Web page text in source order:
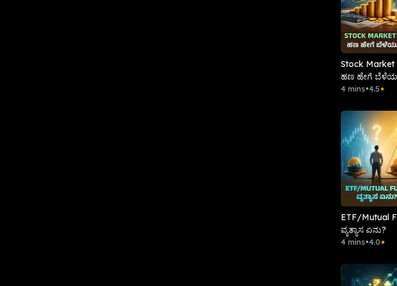
Stock Market
ಹಣ ಹೇಗೆ
4 mins•4.5★
ETF/Mutual
ವ್ಯತ್ಯಾಸ ಏನು?
4 mins•4.0★